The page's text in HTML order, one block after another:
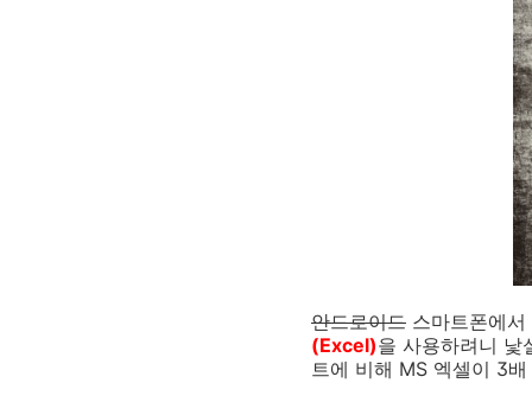
안드로이드 스마트폰에
(Excel)을 사용하려니 낯
트에 비해 MS 엑셀이 3